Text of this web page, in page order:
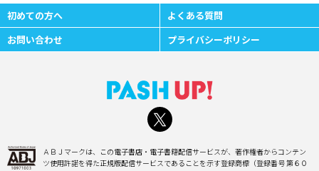
初めての方へ
よくある質問
お問い合わせ
プライバシーポリシー
ＡＢＪマークは、この電子書店・電子書籍配信サービスが、著作権者からコンテン
ツ使用許諾を得た正規版配信サービスであることを示す登録商標（登録番号 第６０